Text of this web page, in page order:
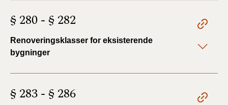
§ 280 - § 282
Renoveringsklasser for eksisterende
bygninger
§ 283 - § 286